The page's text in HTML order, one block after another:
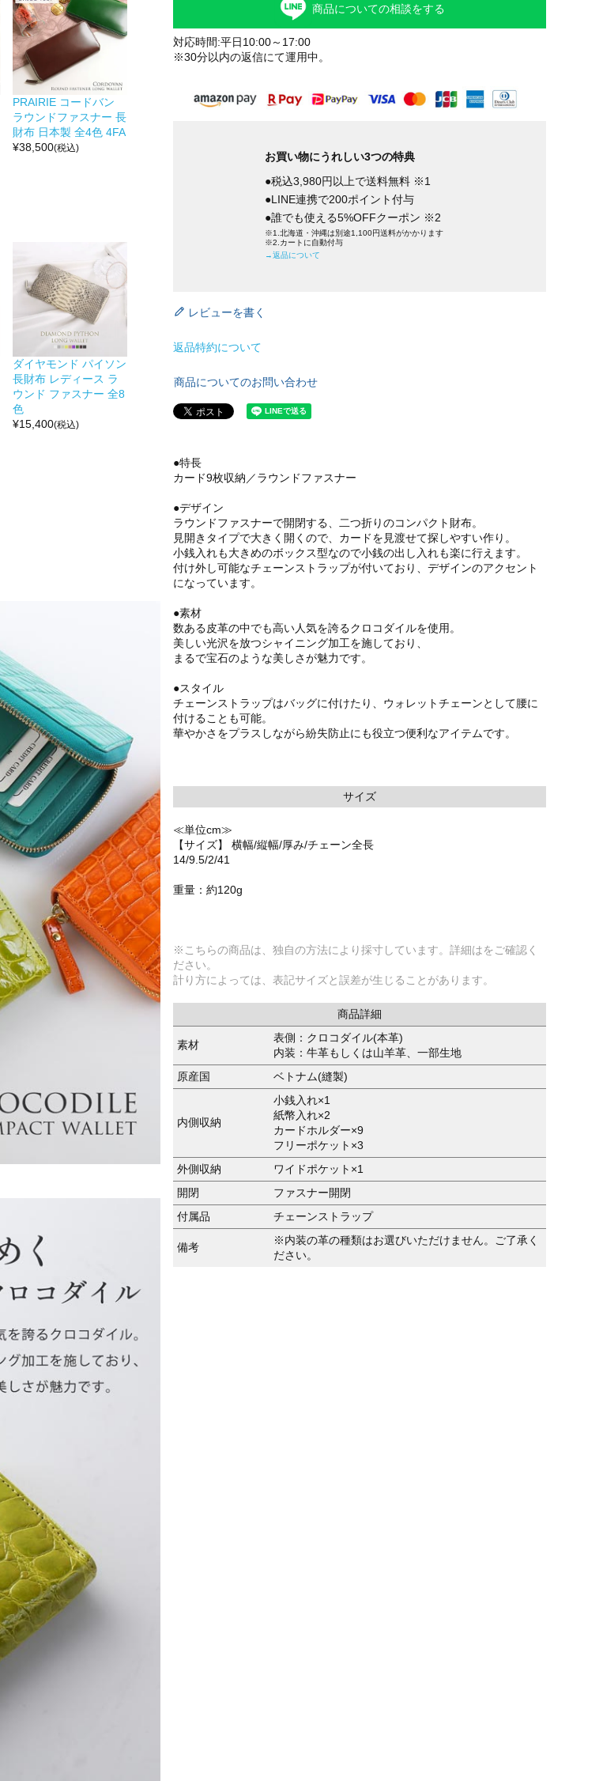
PRAIRIE コードバン
ラウンドファスナー 長
財布 日本製 全4色 4FA
¥38,500(税込)
ダイヤモンド パイソン
長財布 レディース ラ
ウンド ファスナー 全8
色
¥15,400(税込)
商品についての相談をする
対応時間:平日10:00～17:00
※30分以内の返信にて運用中。
お買い物にうれしい3つの特典
●税込3,980円以上で送料無料 ※1
●LINE連携で200ポイント付与
●誰でも使える5%OFFクーポン ※2
※1.北海道・沖縄は別途1,100円送料がかかります
※2.カートに自動付与
→返品について
レビューを書く
返品特約について
商品についてのお問い合わせ
●特長
カード9枚収納／ラウンドファスナー
●デザイン
ラウンドファスナーで開閉する、二つ折りのコンパクト財布。
見開きタイプで大きく開くので、カードを見渡せて探しやすい作り。
小銭入れも大きめのボックス型なので小銭の出し入れも楽に行えます。
付け外し可能なチェーンストラップが付いており、デザインのアクセント
になっています。
●素材
数ある皮革の中でも高い人気を誇るクロコダイルを使用。
美しい光沢を放つシャイニング加工を施しており、
まるで宝石のような美しさが魅力です。
●スタイル
チェーンストラップはバッグに付けたり、ウォレットチェーンとして腰に
付けることも可能。
華やかさをプラスしながら紛失防止にも役立つ便利なアイテムです。
サイズ
≪単位cm≫
【サイズ】 横幅/縦幅/厚み/チェーン全長
14/9.5/2/41
重量：約120g
※こちらの商品は、独自の方法により採寸しています。詳細はをご確認く
ださい。
計り方によっては、表記サイズと誤差が生じることがあります。
商品詳細
素材
表側：クロコダイル(本革)
内装：牛革もしくは山羊革、一部生地
原産国
ベトナム(縫製)
内側収納
小銭入れ×1
紙幣入れ×2
カードホルダー×9
フリーポケット×3
外側収納
ワイドポケット×1
開閉
ファスナー開閉
付属品
チェーンストラップ
備考
※内装の革の種類はお選びいただけません。ご了承く
ださい。